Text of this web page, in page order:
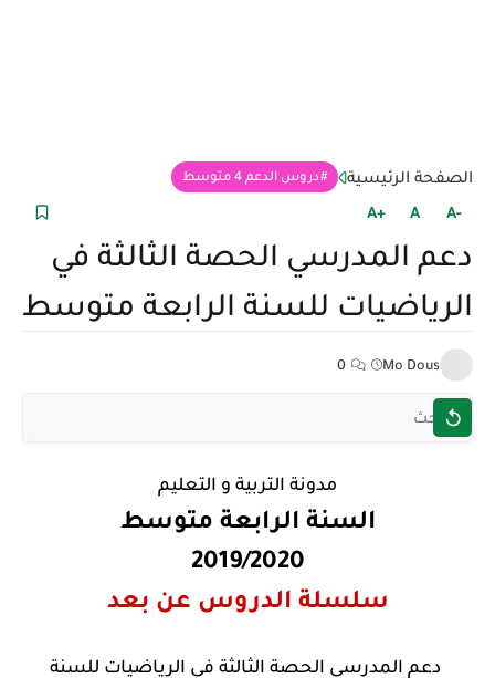
الصفحة الرئيسية دروس الدعم 4 متوسط
+A A -A
دعم المدرسي الحصة الثالثة في
الرياضيات للسنة الرابعة متوسط
Mo Dous
0
مدونة التربية و التعليم
السنة الرابعة متوسط
2019/2020
سلسلة الدروس عن بعد
دعم المدرسي الحصة الثالثة في الرياضيات للسنة